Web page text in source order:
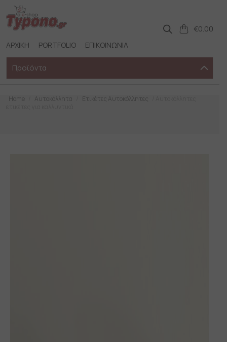
Skip
to
content
ΑΡΧΙΚΗ PORTFOLIO ΕΠΙΚΟΙΝΩΝΙΑ
€0.00
Προϊόντα
Home Αυτοκόλλητα Ετικέτες Αυτοκόλλητες